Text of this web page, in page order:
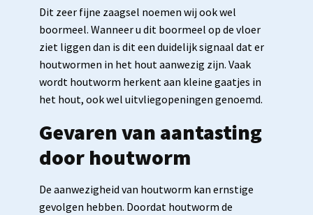
Dit zeer fijne zaagsel noemen wij ook wel
boormeel. Wanneer u dit boormeel op de vloer
ziet liggen dan is dit een duidelijk signaal dat er
houtwormen in het hout aanwezig zijn. Vaak
wordt houtworm herkent aan kleine gaatjes in
het hout, ook wel uitvliegopeningen genoemd.
Gevaren van aantasting
door houtworm
De aanwezigheid van houtworm kan ernstige
gevolgen hebben. Doordat houtworm de